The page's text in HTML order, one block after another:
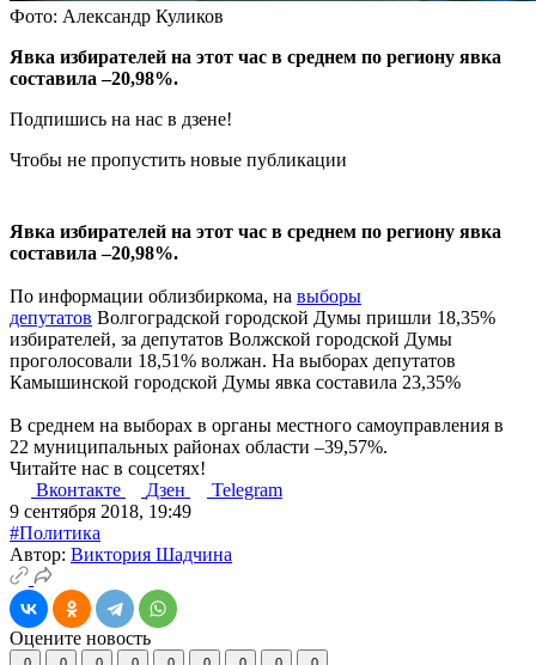
Фото: Александр Куликов
Явка избирателей на этот час в среднем по региону явка
составила –20,98%.
Подпишись на нас в дзене!
Чтобы не пропустить новые публикации
Явка избирателей на этот час в среднем по региону явка
составила –20,98%.
По информации облизбиркома, на выборы
депутатов Волгоградской городской Думы пришли 18,35%
избирателей, за депутатов Волжской городской Думы
проголосовали 18,51% волжан. На выборах депутатов
Камышинской городской Думы явка составила 23,35%
В среднем на выборах в органы местного самоуправления в
22 муниципальных районах области –39,57%.
Читайте нас в соцсетях!
Вконтакте
Дзен
Telegram
9 сентября 2018, 19:49
#Политика
Автор: Виктория Шадчина
Оцените новость